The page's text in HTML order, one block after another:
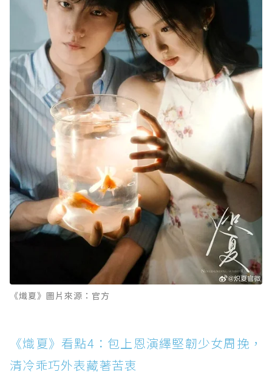
《熾夏》圖片來源：官方
《熾夏》看點4：包上恩演繹堅韌少女周挽，
清冷乖巧外表藏著苦衷